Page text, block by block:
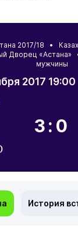
2017/18 •
Дворец «Астана»
мужчины
2017 19:00
3:0
История